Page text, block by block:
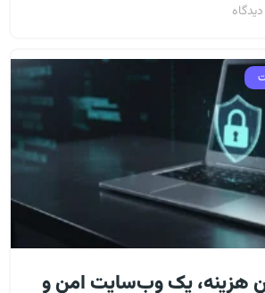
هزینه، یک وب‌سایت امن و